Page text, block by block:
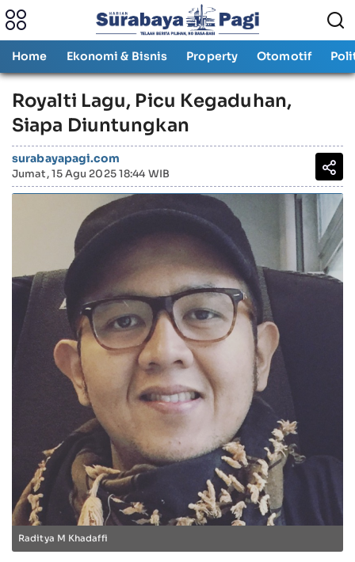
Home Ekonomi & Bisnis Property Otomotif
Royalti Lagu, Picu Kegaduhan,
Siapa Diuntungkan
surabayapagi.com
Jumat, 15 Agu 2025 18:44 WIB
Raditya M Khadaffi